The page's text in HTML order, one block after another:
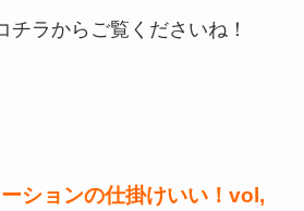
チラからご覧くださいね！
ションの仕掛けいい！vol,